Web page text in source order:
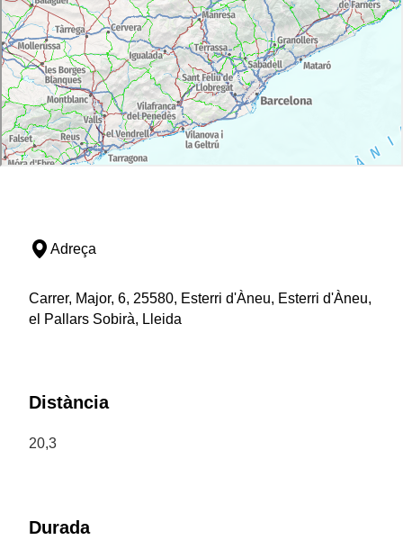
Adreça
Carrer, Major, 6, 25580, Esterri d'Àneu, Esterri d'Àneu,
el Pallars Sobirà, Lleida
Distància
20,3
Durada